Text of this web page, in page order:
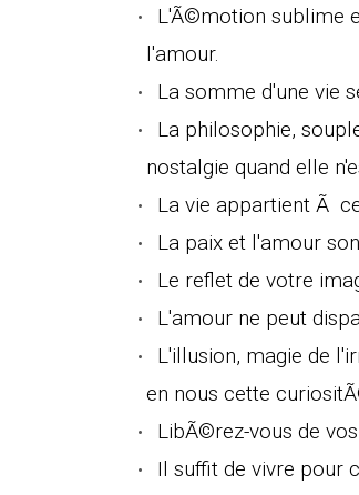
L'Ã©motion sublime
l'amour.
La somme d'une vie
La philosophie,
nostalgie quand elle
La vie appartient Ã
La paix et l'amour
Le reflet de votre
L'amour ne peut
L'illusion, magie de
en nous cette
LibÃ©rez-vous de
Il suffit de vivre pour